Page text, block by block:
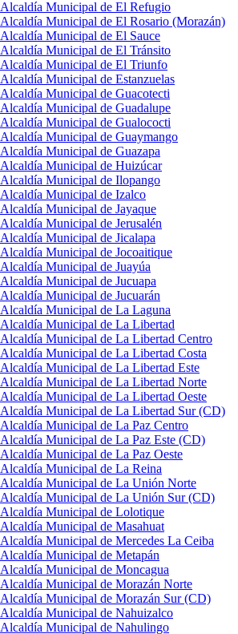
Alcaldía Municipal de El Refugio
Alcaldía Municipal de El Rosario (Morazán)
Alcaldía Municipal de El Sauce
Alcaldía Municipal de El Tránsito
Alcaldía Municipal de El Triunfo
Alcaldía Municipal de Estanzuelas
Alcaldía Municipal de Guacotecti
Alcaldía Municipal de Guadalupe
Alcaldía Municipal de Gualococti
Alcaldía Municipal de Guaymango
Alcaldía Municipal de Guazapa
Alcaldía Municipal de Huizúcar
Alcaldía Municipal de Ilopango
Alcaldía Municipal de Izalco
Alcaldía Municipal de Jayaque
Alcaldía Municipal de Jerusalén
Alcaldía Municipal de Jicalapa
Alcaldía Municipal de Jocoaitique
Alcaldía Municipal de Juayúa
Alcaldía Municipal de Jucuapa
Alcaldía Municipal de Jucuarán
Alcaldía Municipal de La Laguna
Alcaldía Municipal de La Libertad
Alcaldía Municipal de La Libertad Centro
Alcaldía Municipal de La Libertad Costa
Alcaldía Municipal de La Libertad Este
Alcaldía Municipal de La Libertad Norte
Alcaldía Municipal de La Libertad Oeste
Alcaldía Municipal de La Libertad Sur (CD)
Alcaldía Municipal de La Paz Centro
Alcaldía Municipal de La Paz Este (CD)
Alcaldía Municipal de La Paz Oeste
Alcaldía Municipal de La Reina
Alcaldía Municipal de La Unión Norte
Alcaldía Municipal de La Unión Sur (CD)
Alcaldía Municipal de Lolotique
Alcaldía Municipal de Masahuat
Alcaldía Municipal de Mercedes La Ceiba
Alcaldía Municipal de Metapán
Alcaldía Municipal de Moncagua
Alcaldía Municipal de Morazán Norte
Alcaldía Municipal de Morazán Sur (CD)
Alcaldía Municipal de Nahuizalco
Alcaldía Municipal de Nahulingo